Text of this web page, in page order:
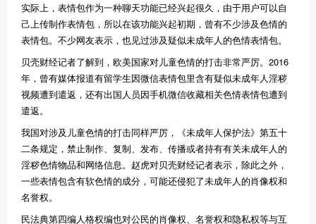
实际上，表情包作为一种聊天功能已经兴起很久，由于用户可以自
己上传制作表情包，所以在该功能兴起初期，曾有不少涉及色情的
表情包。不少网友表示，也见过涉及疑似未成年人的色情表情包。
贝壳财经记者了解到，欧美国家对儿童色情的打击非常严厉。2016
年，曾有媒体报道有留学生因微信表情包里含有疑似未成年人淫秽
视频遭到遣返，还有出国人员因手机微信收藏相关色情表情包遭到
遣返。
我国对涉及儿童色情的打击同样严厉，《未成年人保护法》第五十
二条规定，禁止制作、复制、发布、传播或者持有有关未成年人的
淫秽色情物品和网络信息。赵虎对贝壳财经记者表示，除此之外，
一些表情包含有软色情的成分，可能还侵犯了未成年人的肖像权和
名誉权。
民法典第四编人格权编也对公民的肖像权、名誉权和隐私权等与互